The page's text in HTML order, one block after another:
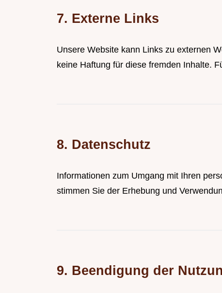
7. Externe Links
Unsere Website kann Links zu externen
keine Haftung für diese fremden Inhalte.
8. Datenschutz
Informationen zum Umgang mit Ihren
stimmen Sie der Erhebung und
9. Beendigung der